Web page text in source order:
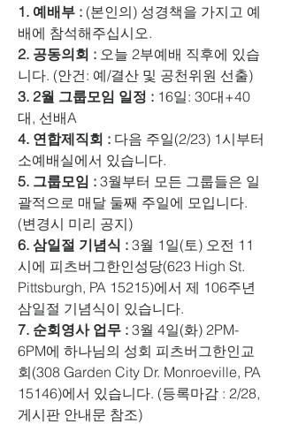
1. 예배부 : (본인의) 성경책을 가지고 예
배에 참석해주십시오.
2. 공동의회 : 오늘 2부예배 직후에 있습
니다. (안건: 예/결산 및 공천위원 선출)
3. 2월 그룹모임 일정 : 16일: 30대+40
대, 선배A
4. 연합제직회 : 다음 주일(2/23) 1시부터
소예배실에서 있습니다.
5. 그룹모임 : 3월부터 모든 그룹들은 일
괄적으로 매달 둘째 주일에 모입니다.
(변경시 미리 공지)
6. 삼일절 기념식 : 3월 1일(토) 오전 11
시에 피츠버그한인성당(623 High St.
Pittsburgh, PA 15215)에서 제 106주년
삼일절 기념식이 있습니다.
7. 순회영사 업무 : 3월 4일(화) 2PM-
6PM에 하나님의 성회 피츠버그한인교
회(308 Garden City Dr. Monroeville, PA
15146)에서 있습니다. (등록마감 : 2/28,
게시판 안내문 참조)